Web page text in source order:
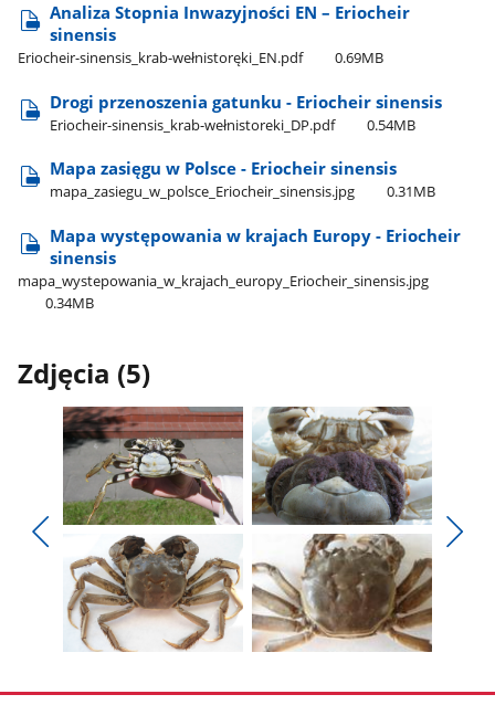
Analiza Stopnia Inwazyjności EN – Eriocheir
sinensis
Eriocheir-sinensis​_krab-wełnistoręki​_EN.pdf 0.69MB
Drogi przenoszenia gatunku - Eriocheir sinensis
Eriocheir-sinensis​_krab-wełnistoreki​_DP.pdf 0.54MB
Mapa zasięgu w Polsce - Eriocheir sinensis
mapa​_zasiegu​_w​_polsce​_Eriocheir​_sinensis.jpg 0.31MB
Mapa występowania w krajach Europy - Eriocheir
sinensis
mapa​_wystepowania​_w​_krajach​_europy​_Eriocheir​_sinensis.jpg
0.34MB
Zdjęcia (5)
Pokaż
poprzednie
zdjęcia
zdjęcie
z
galerii.
zdjęcie
2
z
galerii.
zdjęcie
zdjęcie